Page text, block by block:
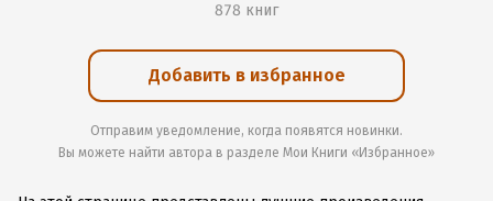
878 книг
Добавить в избранное
Отправим уведомление, когда появятся новинки.
Вы можете найти автора в разделе Мои Книги «Избранное»